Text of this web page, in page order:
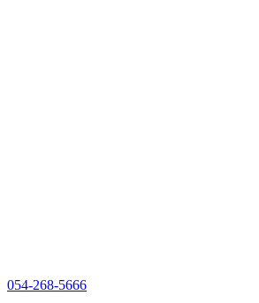
054-268-5666